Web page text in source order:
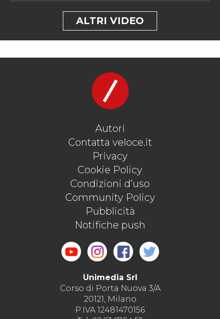
ALTRI VIDEO
Autori
Contatta veloce.it
Privacy
Cookie Policy
Condizioni d’uso
Community Policy
Pubblicità
Notifiche push
Unimedia Srl
Corso di Porta Nuova 3/A
20121, Milano
P.IVA 12481470156